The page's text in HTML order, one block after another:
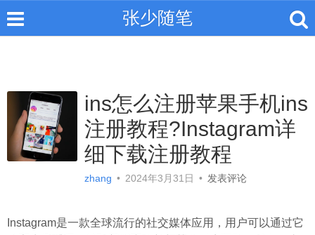
张少随笔
ins怎么注册苹果手机ins
注册教程?Instagram详
细下载注册教程
zhang • 2024年3月31日 • 发表评论
Instagram是一款全球流行的社交媒体应用，用户可以通过它